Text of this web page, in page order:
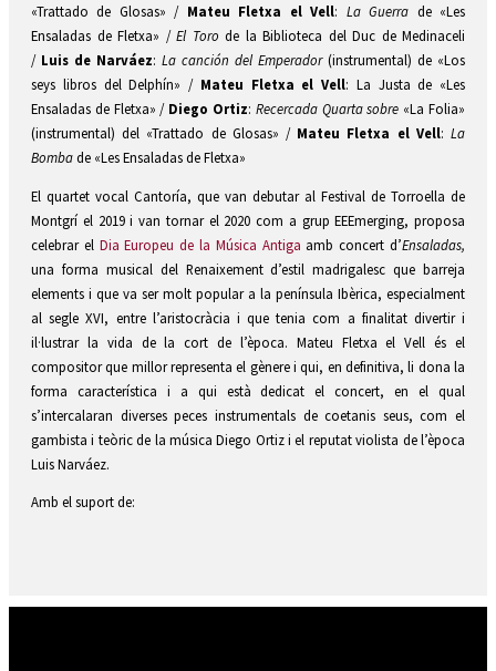
«Trattado de Glosas» / Mateu Fletxa el Vell: La Guerra de «Les
Ensaladas de Fletxa» / El Toro de la Biblioteca del Duc de Medinaceli
/ Luis de Narváez: La canción del Emperador (instrumental) de «Los
seys libros del Delphín» / Mateu Fletxa el Vell: La Justa de «Les
Ensaladas de Fletxa» / Diego Ortiz: Recercada Quarta sobre «La Folia»
(instrumental) del «Trattado de Glosas» / Mateu Fletxa el Vell:La
Bombade «Les Ensaladas de Fletxa»
El quartet vocal Cantoría, que van debutar al Festival de Torroella de
Montgrí el 2019 i van tornar el 2020 com a grup EEEmerging, proposa
celebrar el Dia Europeu de la Música Antiga amb concert d’Ensaladas,
una forma musical del Renaixement d’estil madrigalesc que barreja
elements i que va ser molt popular a la península Ibèrica, especialment
al segle XVI, entre l’aristocràcia i que tenia com a finalitat divertir i
il·lustrar la vida de la cort de l’època. Mateu Fletxa el Vell és el
compositor que millor representa el gènere i qui, en definitiva, li dona la
forma característica i a qui està dedicat el concert, en el qual
s’intercalaran diverses peces instrumentals de coetanis seus, com el
gambista i teòric de la música Diego Ortiz i el reputat violista de l’època
Luis Narváez.
Amb el suport de: